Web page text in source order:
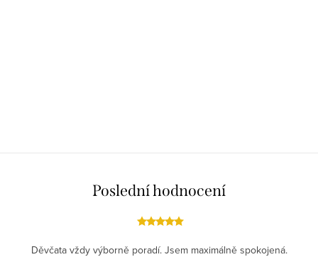
Poslední hodnocení
Děvčata vždy výborně poradí. Jsem maximálně spokojená.